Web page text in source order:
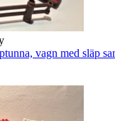
vagn med släp